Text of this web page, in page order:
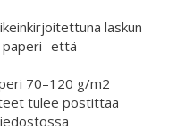
laskun
paperi- että
70–120 g/m2
tulee postittaa